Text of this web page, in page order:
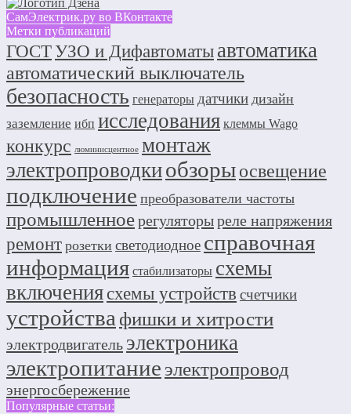
СамЭлектрик.ру во ВКонтакте
Метки публикаций
ГОСТУЗО и Дифавтоматы автоматика
автоматический выключатель
безопасность генераторы датчики дизайн
заземление ибп исследования клеммы Wago
конкурс люминисцентное монтаж
электропроводкиобзорыосвещение
подключение преобразователи частоты
промышленноерегуляторыреле напряжения
ремонт розетки светодиодное справочная
информация стабилизаторы схемы
включения схемы устройств счетчики
устройства фишки и хитрости
электродвигатель электроника
электропитание электропровод
энергосбережение
Популярные статьи: